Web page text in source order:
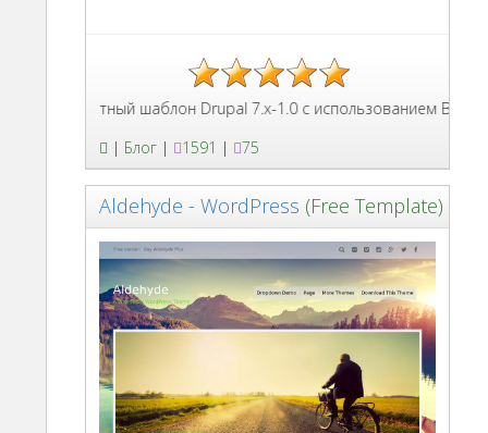
Бесплатный шаблон Drupal 7.x-1.0 с использованием
| Блог | 1591 | 75
Aldehyde - WordPress (Free Template)